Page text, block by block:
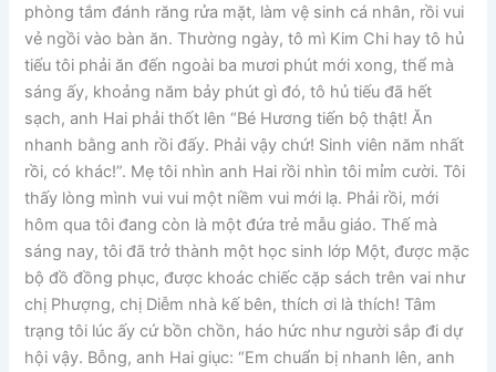
phòng tắm đánh răng rửa mặt, làm vệ sinh cá nhân, rồi vui
vẻ ngồi vào bàn ăn. Thường ngày, tô mì Kim Chi hay tô hủ
tiếu tôi phải ăn đến ngoài ba mươi phút mới xong, thể mà
sáng ấy, khoảng năm bảy phút gì đó, tô hủ tiếu đã hết
sạch, anh Hai phải thốt lên “Bé Hương tiến bộ thật! Ăn
nhanh bằng anh rồi đấy. Phải vậy chứ! Sinh viên năm nhất
rồi, có khác!”. Mẹ tôi nhìn anh Hai rồi nhìn tôi mỉm cười. Tôi
thấy lòng mình vui vui một niềm vui mới lạ. Phải rồi, mới
hôm qua tôi đang còn là một đứa trẻ mẫu giáo. Thế mà
sáng nay, tôi đã trở thành một học sinh lớp Một, được mặc
bộ đồ đồng phục, được khoác chiếc cặp sách trên vai như
chị Phượng, chị Diễm nhà kế bên, thích ơi là thích! Tâm
trạng tôi lúc ấy cứ bồn chồn, háo hức như người sắp đi dự
hội vậy. Bỗng, anh Hai giục: “Em chuẩn bị nhanh lên, anh